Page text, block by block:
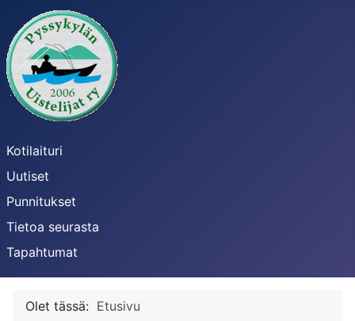
Kotilaituri
Uutiset
Punnitukset
Tietoa seurasta
Tapahtumat
Olet tässä: Etusivu